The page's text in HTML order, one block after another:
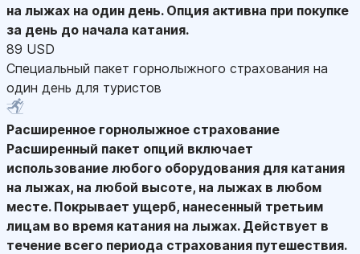
на лыжах на один день. Опция активна при покупке
за день до начала катания.
89 USD
Специальный пакет горнолыжного страхования на
один день для туристов
Расширенное горнолыжное страхование
Расширенный пакет опций включает
использование любого оборудования для катания
на лыжах, на любой высоте, на лыжах в любом
месте. Покрывает ущерб, нанесенный третьим
лицам во время катания на лыжах. Действует в
течение всего периода страхования путешествия.